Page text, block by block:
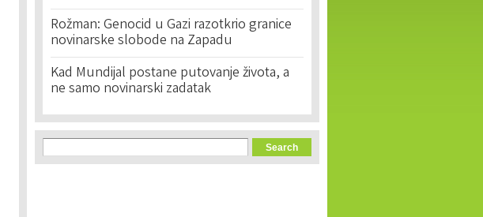
Rožman: Genocid u Gazi razotkrio granice
novinarske slobode na Zapadu
Kad Mundijal postane putovanje života, a
ne samo novinarski zadatak
Search form
Search